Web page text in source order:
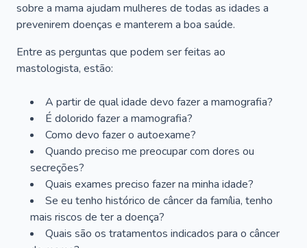
sobre a mama ajudam mulheres de todas as idades a
prevenirem doenças e manterem a boa saúde.
Entre as perguntas que podem ser feitas ao
mastologista, estão:
A partir de qual idade devo fazer a mamografia?
É dolorido fazer a mamografia?
Como devo fazer o autoexame?
Quando preciso me preocupar com dores ou
secreções?
Quais exames preciso fazer na minha idade?
Se eu tenho histórico de câncer da família, tenho
mais riscos de ter a doença?
Quais são os tratamentos indicados para o câncer